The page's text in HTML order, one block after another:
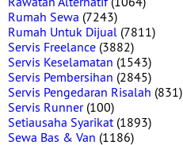
Rumah Sewa (7243)
Rumah Untuk Dijual (7811)
Servis Freelance (3882)
Servis Keselamatan (1543)
Servis Pembersihan (2845)
Servis Pengedaran Risalah (831)
Servis Runner(100)
Setiausaha Syarikat(1893)
Sewa Bas & Van (1186)